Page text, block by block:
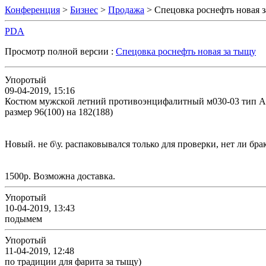
Конференция > Бизнес > Продажа > Спецовка роснефть новая
PDA
Просмотр полной версии : Спецовка роснефть новая за тыщу
Упоротый
09-04-2019, 15:16
Костюм мужской летний противоэнцифалитный м030-03 тип А
размер 96(100) на 182(188)
Новый. не б\у. распаковывался только для проверки, нет ли
1500р. Возможна доставка.
Упоротый
10-04-2019, 13:43
подымем
Упоротый
11-04-2019, 12:48
по традиции для фарита за тыщу)